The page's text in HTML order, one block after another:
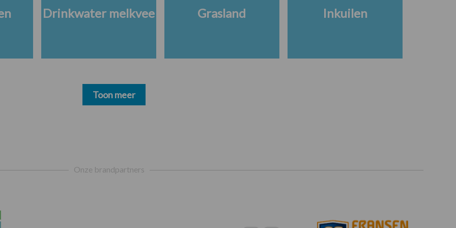
Drinkwater melkvee Grasland Inkuilen
Toon meer
Onze brandpartners